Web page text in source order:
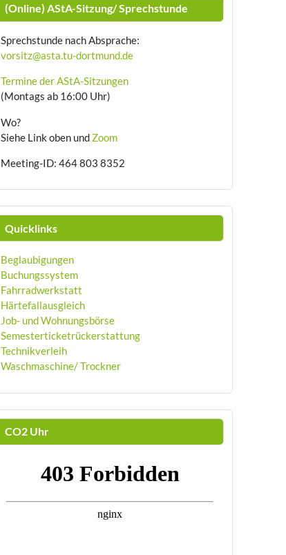
(Online) AStA-Sitzung/ Sprechstunde
Sprechstunde nach Absprache:
vorsitz@asta.tu-dortmund.de
Termine der AStA-Sitzungen
(Montags ab 16:00 Uhr)
Wo?
Siehe Link oben und Zoom
Meeting-ID: 464 803 8352
Quicklinks
Beglaubigungen
Buchungssystem
Fahrradwerkstatt
Härtefallausgleich
Job- und Wohnungsbörse
Semesterticketrückerstattung
Technikverleih
Waschmaschine/ Trockner
CO2 Uhr